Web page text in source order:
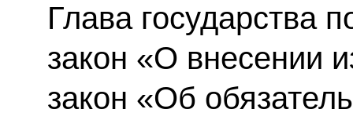
Глава государства
закон «О внесении
закон «Об